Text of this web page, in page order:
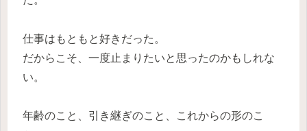
仕事はもともと好きだった。
だからこそ、一度止まりたいと思ったのかもしれな
い。
年齢のこと、引き継ぎのこと、これからの形のこ